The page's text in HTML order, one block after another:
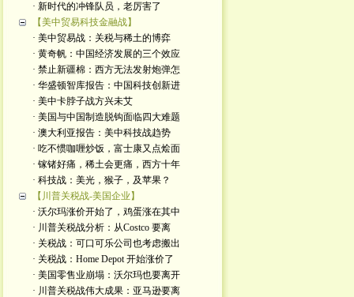
· 新时代的冲锋队员，老厉害了
【美中贸易科技金融战】
· 美中贸易战：关税与稀土的博弈
· 黄奇帆：中国经济发展的三个效应
· 禁止新疆棉：西方无法发射炮弹怎
· 华盛顿智库报告：中国科技创新进
· 美中卡脖子战方兴未艾
· 美国与中国制造脱钩面临四大难题
· 澳大利亚报告：美中科技战趋势
· 吃不惯咖喱炒饭，富士康又点烩面
· 镓锗好痛，稀土会更痛，西方十年
· 科技战：美光，猴子，及苹果？
【川普关税战-美国企业】
· 沃尔玛涨价开始了，鸡蛋涨在其中
· 川普关税战分析：从Costco 要离
· 关税战：可口可乐公司也考虑搬出
· 关税战：Home Depot 开始涨价了
· 美国零售业崩塌：沃尔玛也要离开
· 川普关税战伟大成果：亚马逊要离